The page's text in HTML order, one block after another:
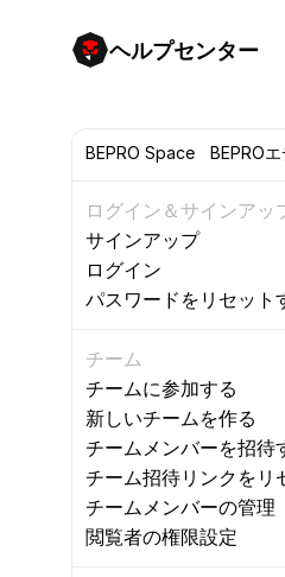
ヘルプセンター
BEPRO Space BEPRO
ログイン＆サインアッ
サインアップ
ログイン
パスワードをリセット
チーム
チームに参加する
新しいチームを作る
チームメンバーを招待
チーム招待リンクをリ
チームメンバーの管理
閲覧者の権限設定